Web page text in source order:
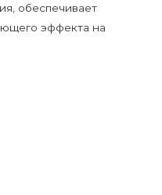
обеспечивает
эффекта на